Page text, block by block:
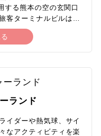
する熊本の空の玄関口
客ターミナルビルは国
能を一体化。最先端機
る時間が短縮され、旅
、2016年の熊本地震の
過後の搭乗待合エリ
ートエリアと熊本の人
り、熊本を飛び立つ直
しめるスポットです。
ランド
イダーや熱気球、サイ
なアクティビティを楽